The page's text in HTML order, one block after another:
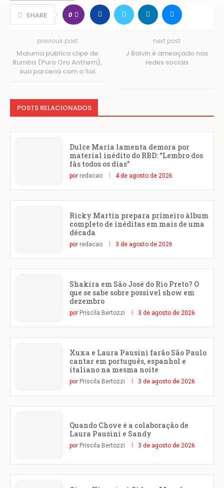
SHARE 0
previous post
Maluma publica clipe de
Rumba (Puro Oro Anthem),
sua parceria com o Sol
next post
J Balvin é ameaçado nas
redes sociais
POSTS RELACIONADOS
Dulce María lamenta demora por
material inédito do RBD: “Lembro dos
fãs todos os dias”
por redacao 4 de agosto de 2026
Ricky Martin prepara primeiro álbum
completo de inéditas em mais de uma
década
por redacao 3 de agosto de 2026
Shakira em São José do Rio Preto? O
que se sabe sobre possível show em
dezembro
por Priscila Bertozzi 3 de agosto de 2026
Xuxa e Laura Pausini farão São Paulo
cantar em português, espanhol e
italiano na mesma noite
por Priscila Bertozzi 3 de agosto de 2026
Quando Chove é a colaboração de
Laura Pausini e Sandy
por Priscila Bertozzi 3 de agosto de 2026